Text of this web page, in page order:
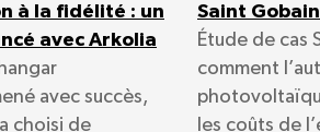
à la fidélité : un
avec Arkolia
avec succès,
choisi de
Saint Gobain
Étude de cas
comment
les coûts de